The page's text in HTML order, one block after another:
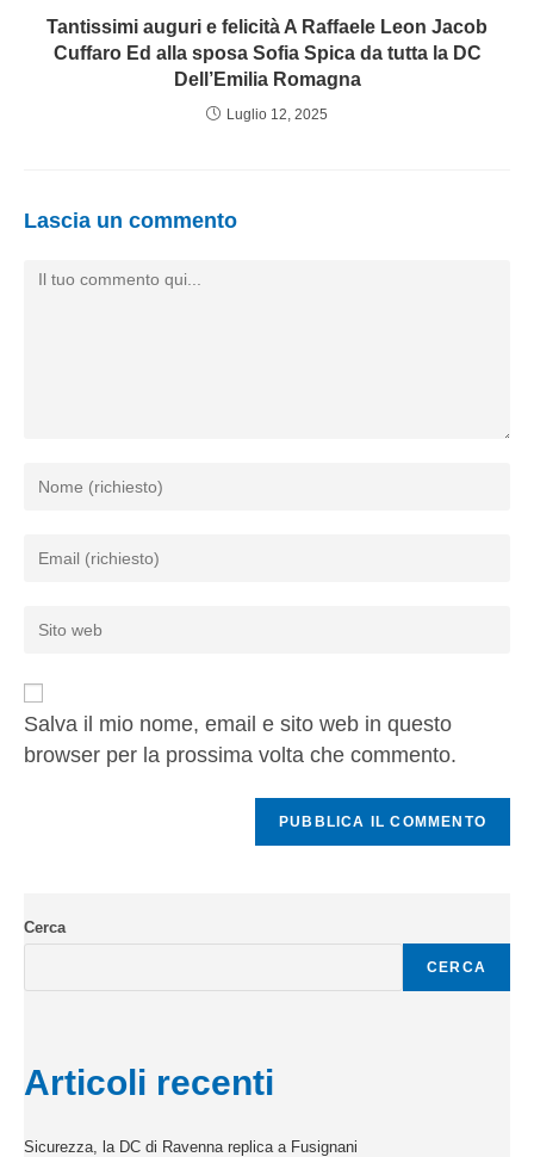
Tantissimi auguri e felicità A Raffaele Leon Jacob
Cuffaro Ed alla sposa Sofia Spica da tutta la DC
Dell’Emilia Romagna
Luglio 12, 2025
Lascia un commento
Salva il mio nome, email e sito web in questo
browser per la prossima volta che commento.
Cerca
CERCA
Articoli recenti
Sicurezza, la DC di Ravenna replica a Fusignani